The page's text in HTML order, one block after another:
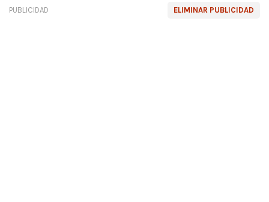
ELIMINAR PUBLICIDAD
PUBLICIDAD